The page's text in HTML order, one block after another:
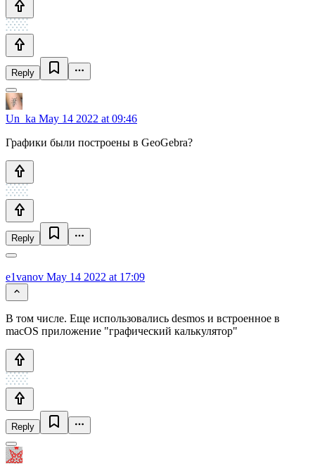
Reply
Un_ka May 14 2022 at 09:46
Графики были построены в GeoGebra?
Reply
e1vanov May 14 2022 at 17:09
В том числе. Еще использовались desmos и встроенное в
macOS приложение "графический калькулятор"
Reply